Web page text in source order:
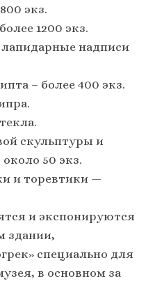
экз.
1200 экз.
лапидарные надписи
– более 400 экз.
скульптуры и
50 экз.
и торевтики —
и экспонируются
здании,
специально для
в основном за